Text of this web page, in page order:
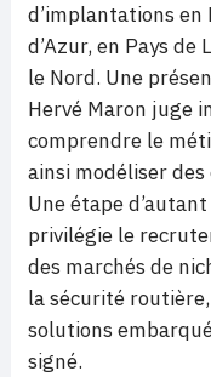
d’implantations en
d’Azur, en Pays
le Nord. Une
Hervé Maron juge
comprendre le
ainsi modéliser
Une étape
privilégie le
des marchés de
la sécurité
solutions
signé.